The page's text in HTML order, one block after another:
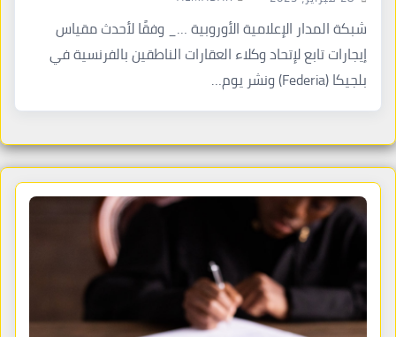
شبكة المدار الإعلامية الأوروبية …_ وفقًا لأحدث مقياس
إيجارات تابع لإتحاد وكلاء العقارات الناطقين بالفرنسية في
بلجيكا (Federia) ونشر يوم…